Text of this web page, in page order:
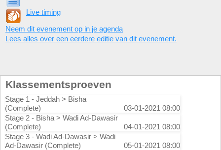
Live timing
Neem dit evenement op in je agenda
Lees alles over een eerdere editie van dit evenement.
Klassementsproeven
Stage 1 - Jeddah > Bisha
(Complete)
03-01-2021 08:00
Stage 2 - Bisha > Wadi Ad-Dawasir
(Complete)
04-01-2021 08:00
Stage 3 - Wadi Ad-Dawasir > Wadi
Ad-Dawasir (Complete)
05-01-2021 08:00